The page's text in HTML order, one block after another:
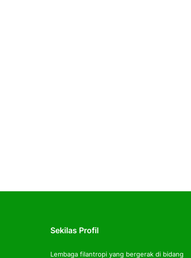
Sekilas Profil
Lembaga filantropi yang bergerak di bidang